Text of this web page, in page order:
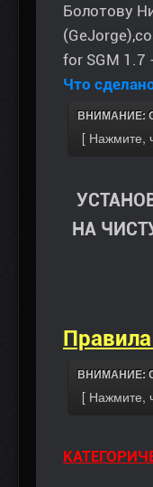
Болотову
for SGM 1.7
Что
ВНИМАНИЕ:
НА
ВНИМАНИЕ: